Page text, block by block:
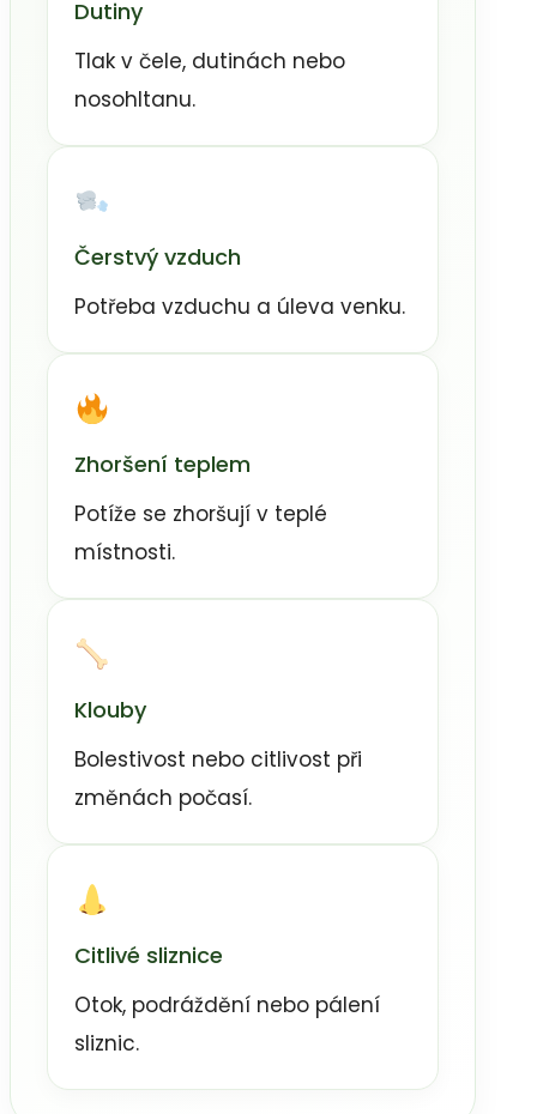
Dutiny
Tlak v čele, dutinách nebo
nosohltanu.
Čerstvý vzduch
Potřeba vzduchu a úleva venku.
Zhoršení teplem
Potíže se zhoršují v teplé
místnosti.
Klouby
Bolestivost nebo citlivost při
změnách počasí.
Citlivé sliznice
Otok, podráždění nebo pálení
sliznic.